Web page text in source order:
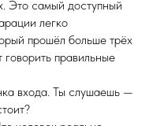
Это самый доступный
легко
прошёл больше трёх
правильные
входа. Ты слушаешь —